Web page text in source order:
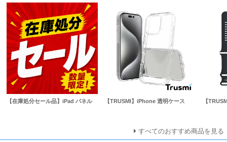
【在庫処分セール品】iPad パネル 【TRUSMI】iPhone 透明ケース 【
すべてのおすすめ商品を見る